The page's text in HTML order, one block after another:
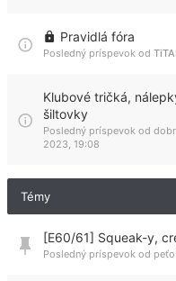
Pravidlá fóra
Posledný príspevok od
Klubové tričká,
šiltovky
Posledný príspevok od
2023, 19:08
Témy
[E60/61] Squeak-y,
Posledný príspevok od